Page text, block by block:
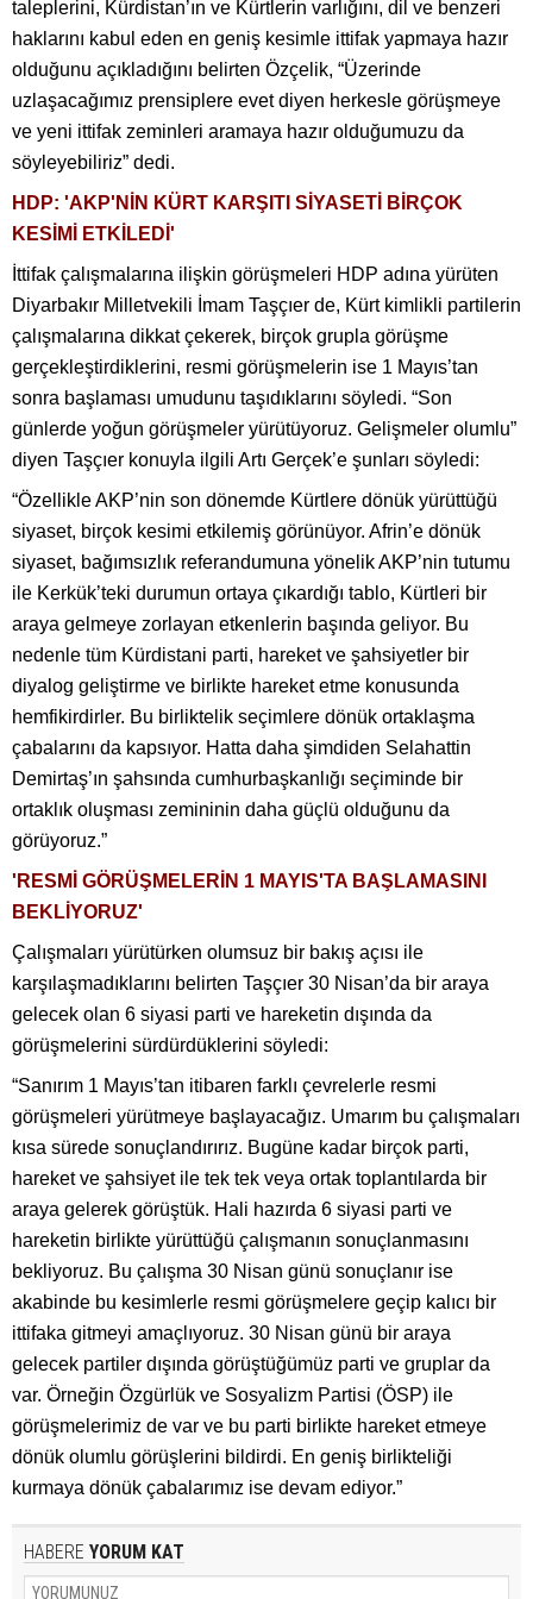
taleplerini, Kürdistan’ın ve Kürtlerin varlığını, dil ve benzeri
haklarını kabul eden en geniş kesimle ittifak yapmaya hazır
olduğunu açıkladığını belirten Özçelik, “Üzerinde
uzlaşacağımız prensiplere evet diyen herkesle görüşmeye
ve yeni ittifak zeminleri aramaya hazır olduğumuzu da
söyleyebiliriz” dedi.
HDP: 'AKP'NİN KÜRT KARŞITI SİYASETİ BİRÇOK
KESİMİ ETKİLEDİ'
İttifak çalışmalarına ilişkin görüşmeleri HDP adına yürüten
Diyarbakır Milletvekili İmam Taşçıer de, Kürt kimlikli partilerin
çalışmalarına dikkat çekerek, birçok grupla görüşme
gerçekleştirdiklerini, resmi görüşmelerin ise 1 Mayıs’tan
sonra başlaması umudunu taşıdıklarını söyledi. “Son
günlerde yoğun görüşmeler yürütüyoruz. Gelişmeler olumlu”
diyen Taşçıer konuyla ilgili Artı Gerçek’e şunları söyledi:
“Özellikle AKP’nin son dönemde Kürtlere dönük yürüttüğü
siyaset, birçok kesimi etkilemiş görünüyor. Afrin’e dönük
siyaset, bağımsızlık referandumuna yönelik AKP’nin tutumu
ile Kerkük’teki durumun ortaya çıkardığı tablo, Kürtleri bir
araya gelmeye zorlayan etkenlerin başında geliyor. Bu
nedenle tüm Kürdistani parti, hareket ve şahsiyetler bir
diyalog geliştirme ve birlikte hareket etme konusunda
hemfikirdirler. Bu birliktelik seçimlere dönük ortaklaşma
çabalarını da kapsıyor. Hatta daha şimdiden Selahattin
Demirtaş’ın şahsında cumhurbaşkanlığı seçiminde bir
ortaklık oluşması zemininin daha güçlü olduğunu da
görüyoruz.”
'RESMİ GÖRÜŞMELERİN 1 MAYIS'TA BAŞLAMASINI
BEKLİYORUZ'
Çalışmaları yürütürken olumsuz bir bakış açısı ile
karşılaşmadıklarını belirten Taşçıer 30 Nisan’da bir araya
gelecek olan 6 siyasi parti ve hareketin dışında da
görüşmelerini sürdürdüklerini söyledi:
“Sanırım 1 Mayıs’tan itibaren farklı çevrelerle resmi
görüşmeleri yürütmeye başlayacağız. Umarım bu çalışmaları
kısa sürede sonuçlandırırız. Bugüne kadar birçok parti,
hareket ve şahsiyet ile tek tek veya ortak toplantılarda bir
araya gelerek görüştük. Hali hazırda 6 siyasi parti ve
hareketin birlikte yürüttüğü çalışmanın sonuçlanmasını
bekliyoruz. Bu çalışma 30 Nisan günü sonuçlanır ise
akabinde bu kesimlerle resmi görüşmelere geçip kalıcı bir
ittifaka gitmeyi amaçlıyoruz. 30 Nisan günü bir araya
gelecek partiler dışında görüştüğümüz parti ve gruplar da
var. Örneğin Özgürlük ve Sosyalizm Partisi (ÖSP) ile
görüşmelerimiz de var ve bu parti birlikte hareket etmeye
dönük olumlu görüşlerini bildirdi. En geniş birlikteliği
kurmaya dönük çabalarımız ise devam ediyor.”
HABERE YORUM KAT